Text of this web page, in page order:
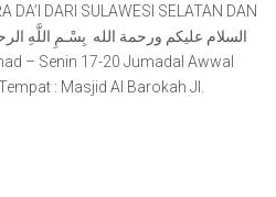
DA’I DARI SULAWESI SELATAN DAN
: Masjid Al Barokah Jl.